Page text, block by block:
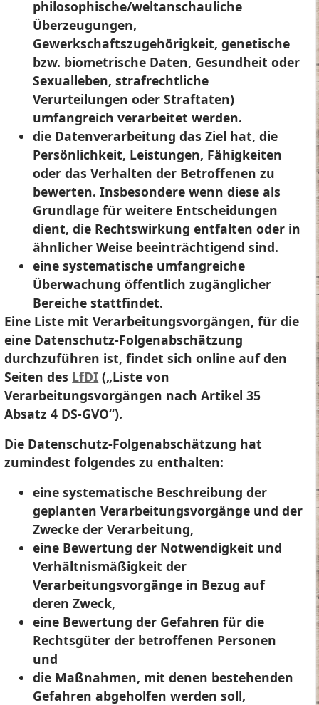
philosophische/weltanschauliche
Überzeugungen,
Gewerkschaftszugehörigkeit, genetische
bzw. biometrische Daten, Gesundheit oder
Sexualleben, strafrechtliche
Verurteilungen oder Straftaten)
umfangreich verarbeitet werden.
die Datenverarbeitung das Ziel hat, die
Persönlichkeit, Leistungen, Fähigkeiten
oder das Verhalten der Betroffenen zu
bewerten. Insbesondere wenn diese als
Grundlage für weitere Entscheidungen
dient, die Rechtswirkung entfalten oder in
ähnlicher Weise beeinträchtigend sind.
eine systematische umfangreiche
Überwachung öffentlich zugänglicher
Bereiche stattfindet.
Eine Liste mit Verarbeitungsvorgängen, für die
eine Datenschutz-Folgenabschätzung
durchzuführen ist, findet sich online auf den
Seiten des LfDI („Liste von
Verarbeitungsvorgängen nach Artikel 35
Absatz 4 DS-GVO“).
Die Datenschutz-Folgenabschätzung hat
zumindest folgendes zu enthalten:
eine systematische Beschreibung der
geplanten Verarbeitungsvorgänge und der
Zwecke der Verarbeitung,
eine Bewertung der Notwendigkeit und
Verhältnismäßigkeit der
Verarbeitungsvorgänge in Bezug auf
deren Zweck,
eine Bewertung der Gefahren für die
Rechtsgüter der betroffenen Personen
und
die Maßnahmen, mit denen bestehenden
Gefahren abgeholfen werden soll,